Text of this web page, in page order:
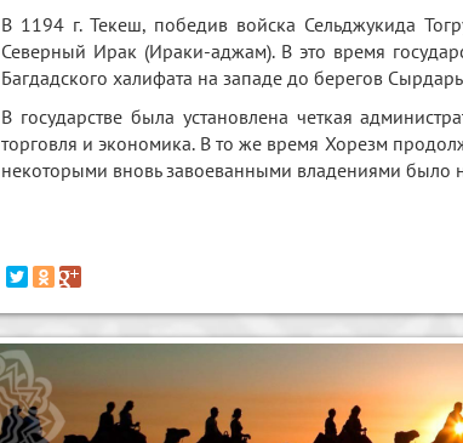
В 1194 г. Текеш, победив войска Сельджукида
Северный Ирак (Ираки-аджам). В это время
Багдадского халифата на западе до берегов
В государстве была установлена четкая
торговля и экономика. В то же время Хорезм
некоторыми вновь завоеванными владениями было